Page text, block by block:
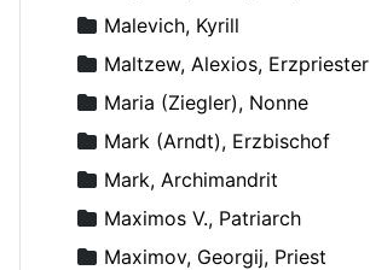
Malevich, Kyrill
Maltzew, Alexios, Erzpriester
Maria (Ziegler), Nonne
Mark (Arndt), Erzbischof
Mark, Archimandrit
Maximos V., Patriarch
Maximov, Georgij, Priest